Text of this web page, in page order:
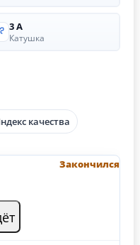
3 А
Катушка
качества
Закончился